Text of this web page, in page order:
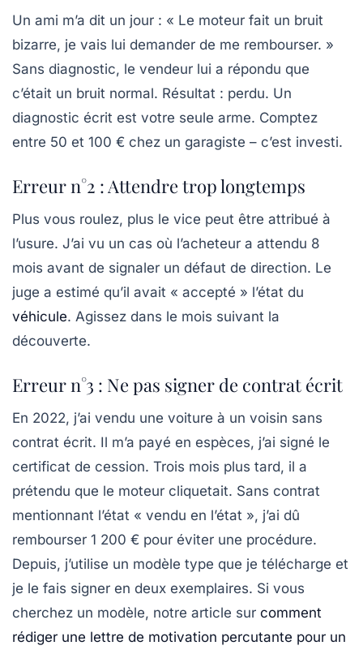
Un ami m’a dit un jour : « Le moteur fait un bruit
bizarre, je vais lui demander de me rembourser. »
Sans diagnostic, le vendeur lui a répondu que
c’était un bruit normal. Résultat : perdu. Un
diagnostic écrit est votre seule arme. Comptez
entre 50 et 100 € chez un garagiste – c’est investi.
Erreur n°2 : Attendre trop longtemps
Plus vous roulez, plus le vice peut être attribué à
l’usure. J’ai vu un cas où l’acheteur a attendu 8
mois avant de signaler un défaut de direction. Le
juge a estimé qu’il avait « accepté » l’état du
véhicule. Agissez dans le mois suivant la
découverte.
Erreur n°3 : Ne pas signer de contrat écrit
En 2022, j’ai vendu une voiture à un voisin sans
contrat écrit. Il m’a payé en espèces, j’ai signé le
certificat de cession. Trois mois plus tard, il a
prétendu que le moteur cliquetait. Sans contrat
mentionnant l’état « vendu en l’état », j’ai dû
rembourser 1 200 € pour éviter une procédure.
Depuis, j’utilise un modèle type que je télécharge et
je le fais signer en deux exemplaires. Si vous
cherchez un modèle, notre article sur comment
rédiger une lettre de motivation percutante pour un